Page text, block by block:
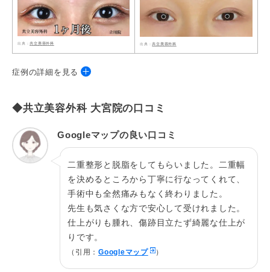
共立美容外科 共立美容外科
症例の詳細を見る
施術名 共立式二重埋没P-PL挙筋法
施術の説
明
独自の研究結果に基づき、目の上に点（ポイン
ト）と点を結んで二重のラインを作る方法で、自
を最小限に抑え、短期間で効果を実感できるのが
特長です。
¥66,000（両目）～¥286,000（両目）
だるさ・熱感・頭痛・蕁麻疹・痒み・むくみ・発
熱・咳・冷や汗・胸痛、目がゴロゴロする、二重
幅に左右差があると感じる、希望の二重幅と異な
ると感じる、眉が下がることによる二重幅の変
化、ラインが消失する、ラインの乱れ、違和感を
◆共立美容外科 大宮院の口コミ
Googleマップの良い口コミ
二重整形と脱脂をしてもらいました。二重幅
を決めるところから丁寧に行なってくれて、
手術中も全然痛みもなく終わりました。
先生も気さくな方で安心して受けれました。
仕上がりも腫れ、傷跡目立たず綺麗な仕上が
りです。
（引用： Googleマップ ）